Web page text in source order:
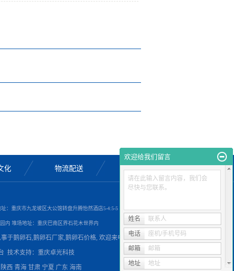
化 物流配送
：重庆市九龙坡区大公馆转盘升腾怡然酒店5-4:5-5
内 堆场地址：重庆巴南区界石花木世界内
事于鹅卵石,鹅卵石厂家,鹅卵石价格, 欢迎来电咨询!
技术支持： 重庆卓光科技
陕西 青海 甘肃 宁夏 广东 海南
欢迎给我们留言
请在此输入留言内容，我们会
尽快与您联系。
姓名 联系人
电话 座机/手机号码
邮箱 邮箱
地址 地址